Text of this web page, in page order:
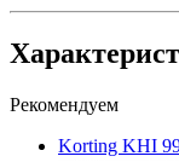
Рекомендуем
Korting KHI